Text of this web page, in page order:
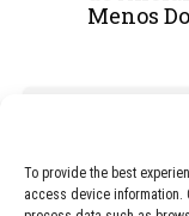
To provide the best
access device information.
Menos